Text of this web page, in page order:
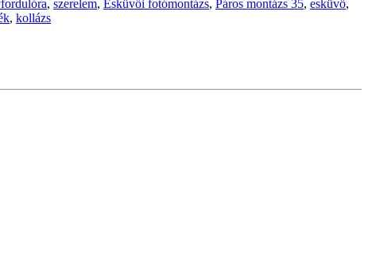
, szerelem, Esküvői fotómontázs, Páros montázs 35, esküvő,
, kollázs